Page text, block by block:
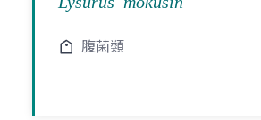
腹菌類